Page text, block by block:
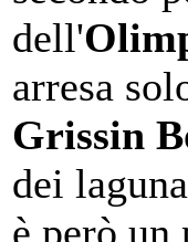
dell'
arresa
Grissin
dei
è però un